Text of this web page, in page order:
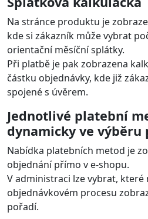
Na stránce produktu je
kde si zákazník může vybrat
orientační měsíční splátky.
Při platbě je pak zobrazena
částku objednávky, kde již
spojené s úvěrem.
Jednotlivé platební
dynamicky ve výběru
Nabídka platebních metod je
objednání přímo v e-shopu.
V administraci lze vybrat,
objednávkovém procesu
pořadí.